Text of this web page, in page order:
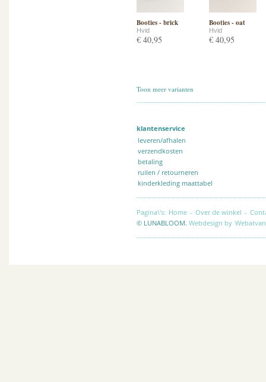
Booties - brick
Hvid
€ 40,95
Booties - oat
Hvid
€ 40,95
Toon meer varianten
klantenservice
leveren/afhalen
verzendkosten
betaling
ruilen / retourneren
kinderkleding maattabel
Pagina\'s: Home - Over de winkel -
© LUNABLOOM. Webdesign by